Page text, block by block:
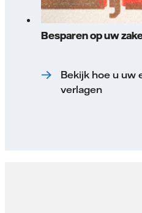
Besparen op uw
Bekijk hoe u uw
verlagen